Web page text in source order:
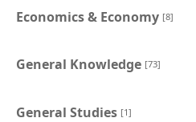
Economics & Economy [8]
General Knowledge [73]
General Studies [1]